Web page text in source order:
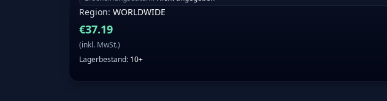
Region: WORLDWIDE
€37.19
(inkl. MwSt.)
Lagerbestand: 10+